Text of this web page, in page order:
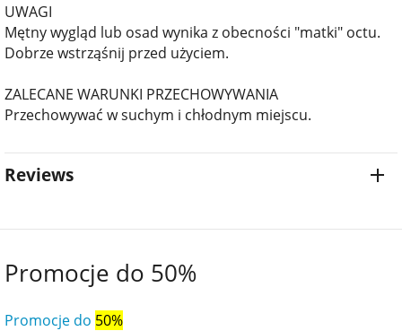
UWAGI
Mętny wygląd lub osad wynika z obecności "matki" octu.
Dobrze wstrząśnij przed użyciem.
ZALECANE WARUNKI PRZECHOWYWANIA
Przechowywać w suchym i chłodnym miejscu.
Reviews
Promocje do 50%
Promocje do 50%